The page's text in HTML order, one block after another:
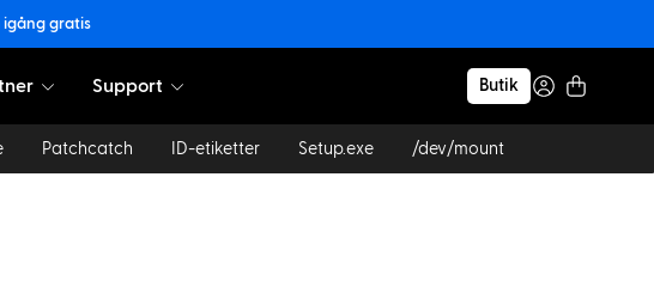
igång gratis
Support Butik
Patchcatch ID-etiketter Setup.exe /dev/mount